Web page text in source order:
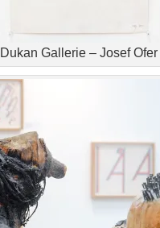
Dukan Gallerie – Josef Ofer